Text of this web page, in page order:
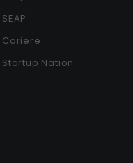
SEAP
Cariere
Startup Nation